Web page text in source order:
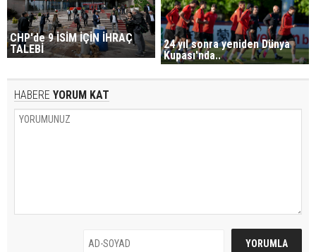
CHP'de 9 İSİM İÇİN İHRAÇ
TALEBİ
24 yıl sonra yeniden Dünya
Kupası'nda..
HABERE YORUM KAT